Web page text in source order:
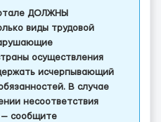
ДОЛЖНЫ
виды трудовой
осуществления
исчерпывающий
В случае
несоответствия
— сообщите